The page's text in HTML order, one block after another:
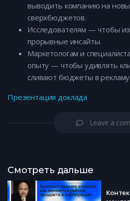
выводить компанию на
сверхбюджетов.
Исследователям — чтобы
прорывные инсайты.
Маркетологам и
опыту — чтобы удивлять
сливают бюджеты в рекламу.
Презентация доклада
Leave a
Смотреть дальше